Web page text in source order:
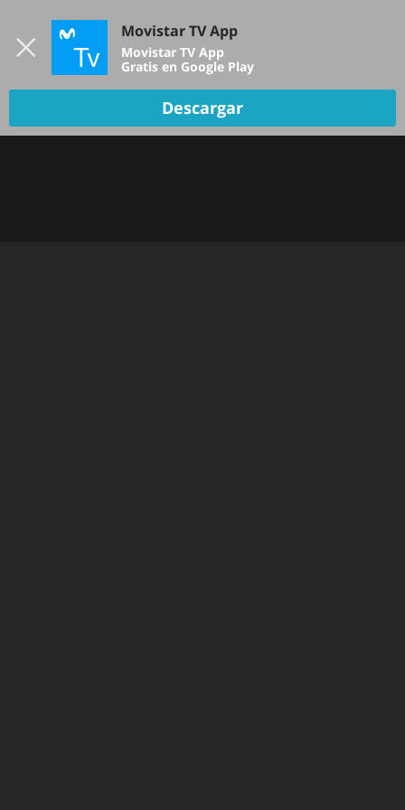
TV EN VIVO
Movistar TV App
Movistar TV App
Gratis en Google Play
Descargar